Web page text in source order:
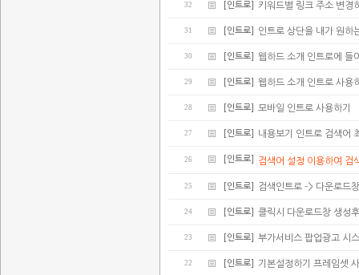
32 [인트로] 키워드별 링크 주소 변경
31 [인트로] 인트로 상단을 내가 원하
30 [인트로] 웹하드 소개 인트로에
29 [인트로] 웹하드 소개 인트로 사용
28 [인트로] 모바일 인트로 사용하기
27 [인트로] 내용보기 인트로 검색어
26 [인트로] 검색어 설정 이용하여 검
25 [인트로] 검색인트로 -> 다운로드
24 [인트로] 클릭시 다운로드창 생성
23 [인트로] 부가서비스 팝업광고 시
22 [인트로] 기본설정하기 프레임셋